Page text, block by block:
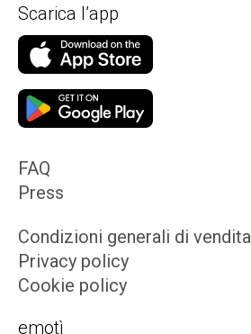
Scarica l’app
FAQ
Press
Condizioni generali di vendita
Privacy policy
Cookie policy
emotì